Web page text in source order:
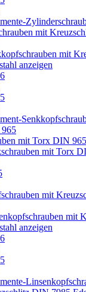
mit
mit
anzeigen
mit Torx DIN
mit Torx
mit
mit
anzeigen